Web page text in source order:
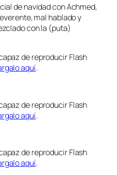
de navidad con Achmed,
mal hablado y
con la (puta)
de reproducir Flash
aquí.
de reproducir Flash
aquí.
de reproducir Flash
aquí.